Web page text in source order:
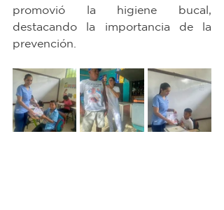
promovió la higiene bucal,
destacando la importancia de la
prevención.